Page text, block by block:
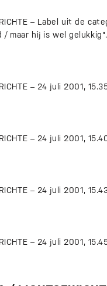
– Label uit de
/ maar hij is wel gelukkig".
– 24 juli 2001,
– 24 juli 2001,
– 24 juli 2001,
– 24 juli 2001,